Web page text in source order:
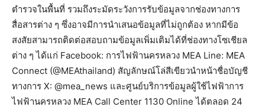
ตำรวจในพื้นที่ รวมถึงระมัดระวังการรับข้อมูลจากช่องทางการ
สื่อสารต่าง ๆ ซึ่งอาจมีการนำเสนอข้อมูลที่ไม่ถูกต้อง หากมีข้อ
สงสัยสามารถติดต่อสอบถามข้อมูลเพิ่มเติมได้ที่ช่องทางโซเชียล
ต่าง ๆ ได้แก่ Facebook: การไฟฟ้านครหลวง MEA Line: MEA
Connect (@MEAthailand) สัญลักษณ์โล่สีเขียวนำหน้าชื่อบัญชี
ทางการ X: @mea_news และศูนย์บริการข้อมูลผู้ใช้ไฟฟ้าการ
ไฟฟ้านครหลวง MEA Call Center 1130 Online ได้ตลอด 24